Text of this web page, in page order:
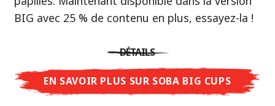
Avec Nissin Ramen Premium, découvrez le
plaisir du ramen japonais comme jamais
Yuzu, épicé et relevé avec Spicy Miso, ou
crémeux et gourmand avec Tonkotsu. Le goût
authentique du restaurant – à savourer chez
BIG avec 25 % de contenu en plus, essayez-la !
DÉTAILS
EN SAVOIR PLUS SUR SOBA BIG CUPS
La saveur de poulet caramélisé combinée aux
expérience gustative asiatique authentique.
DÉTAILS